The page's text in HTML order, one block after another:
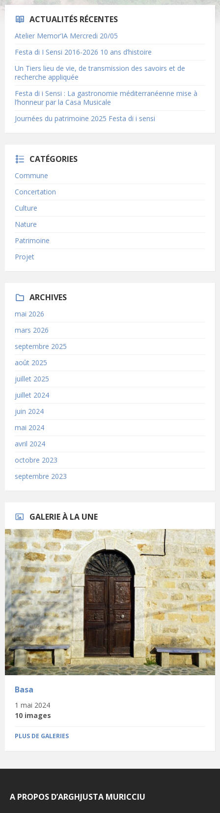
ACTUALITÉS RÉCENTES
Atelier Memor’IA Mercredi 20/05
Festa di I Sensi 2016-2026 10 ans d’histoire
Un Tiers lieu de vie, de transmission des savoirs et de
recherche appliquée
Festa di i Sensi : La gastronomie méditerranéenne mise à
l’honneur par la Casa Musicale
Journées du patrimoine 2025 Festa di i sensi
CATÉGORIES
Commune
Concertation
Culture
Nature
Patrimoine
Projet
ARCHIVES
mai 2026
mars 2026
septembre 2025
août 2025
juillet 2025
juillet 2024
juin 2024
mai 2024
avril 2024
octobre 2023
septembre 2023
GALERIE À LA UNE
Basa
1 mai 2024
10 images
PLUS DE GALERIES
A PROPOS D’ARGHJUSTA MURICCIU